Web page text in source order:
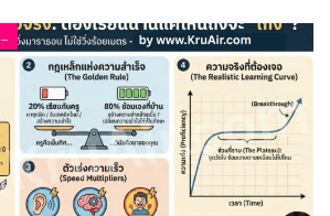
บทความเกี่ยวกับการร้องเพลง